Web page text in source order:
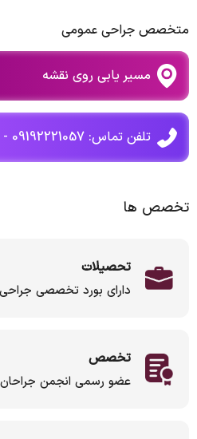
متخصص جراحی عمومی
مسیر یابی روی نقشه
تلفن تماس: 09192221057 - 09360727862
تخصص ها
تحصیلات
دارای بورد تخصصی
تخصص
عضو رسمی انجمن جراحان